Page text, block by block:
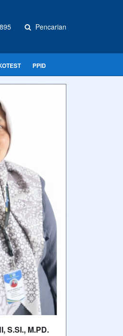
Pencarian
PPID
S.SI., M.PD.